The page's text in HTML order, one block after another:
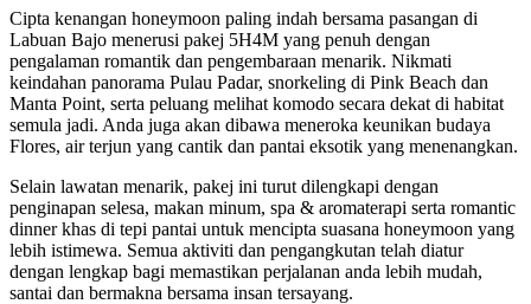
Cipta kenangan honeymoon paling indah bersama pasangan di
Labuan Bajo menerusi pakej 5H4M yang penuh dengan
pengalaman romantik dan pengembaraan menarik. Nikmati
keindahan panorama Pulau Padar, snorkeling di Pink Beach dan
Manta Point, serta peluang melihat komodo secara dekat di habitat
semula jadi. Anda juga akan dibawa meneroka keunikan budaya
Flores, air terjun yang cantik dan pantai eksotik yang menenangkan.
Selain lawatan menarik, pakej ini turut dilengkapi dengan
penginapan selesa, makan minum, spa & aromaterapi serta romantic
dinner khas di tepi pantai untuk mencipta suasana honeymoon yang
lebih istimewa. Semua aktiviti dan pengangkutan telah diatur
dengan lengkap bagi memastikan perjalanan anda lebih mudah,
santai dan bermakna bersama insan tersayang.